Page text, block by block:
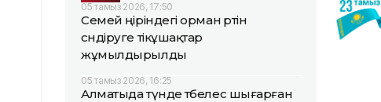
05 тамыз 2026, 17:50
Семей өңіріндегі орман өртін
сөндіруге тікұшақтар
жұмылдырылды
05 тамыз 2026, 16:25
Алматыда түнде төбелес шығарған